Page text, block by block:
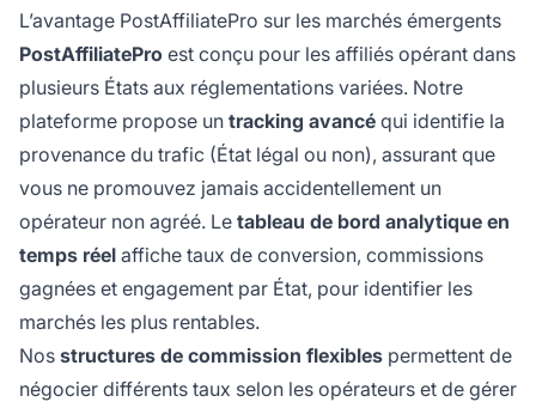
L’avantage PostAffiliatePro sur les marchés émergents
PostAffiliatePro est conçu pour les affiliés opérant dans
plusieurs États aux réglementations variées. Notre
plateforme propose un tracking avancé qui identifie la
provenance du trafic (État légal ou non), assurant que
vous ne promouvez jamais accidentellement un
opérateur non agréé. Le tableau de bord analytique en
temps réel affiche taux de conversion, commissions
gagnées et engagement par État, pour identifier les
marchés les plus rentables.
Nos structures de commission flexibles permettent de
négocier différents taux selon les opérateurs et de gérer